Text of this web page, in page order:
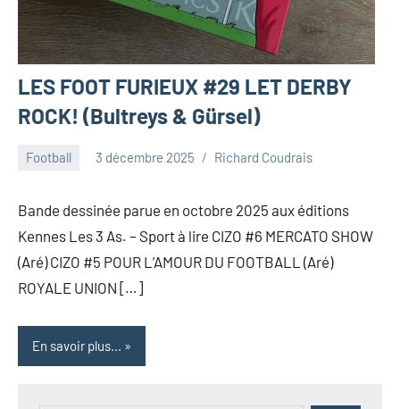
LES FOOT FURIEUX #29 LET DERBY
ROCK! (Bultreys & Gürsel)
Football 3 décembre 2025 Richard Coudrais
Bande dessinée parue en octobre 2025 aux éditions
Kennes Les 3 As. – Sport à lire CIZO #6 MERCATO SHOW
(Aré) CIZO #5 POUR L’AMOUR DU FOOTBALL (Aré)
ROYALE UNION […]
En savoir plus...